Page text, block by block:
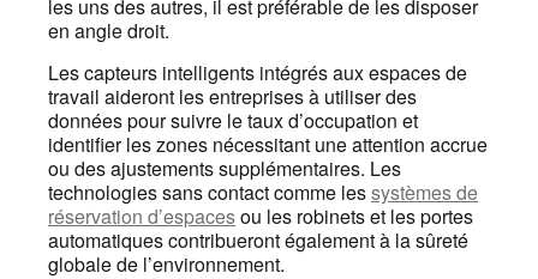
les uns des autres, il est préférable de les disposer
en angle droit.
Les capteurs intelligents intégrés aux espaces de
travail aideront les entreprises à utiliser des
données pour suivre le taux d’occupation et
identifier les zones nécessitant une attention accrue
ou des ajustements supplémentaires. Les
technologies sans contact comme lessystèmes de
réservation d’espacesou les robinets et les portes
automatiques contribueront également à la sûreté
globale de l’environnement.